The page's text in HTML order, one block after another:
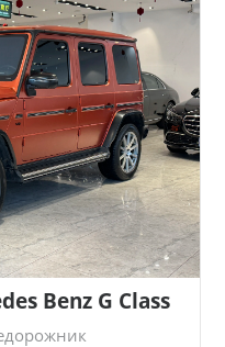
Benz G Class